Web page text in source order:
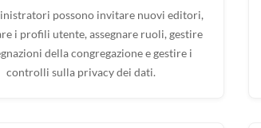
possono invitare nuovi editori,
i profili utente, assegnare ruoli, gestire
della congregazione e gestire i
controlli sulla privacy dei dati.